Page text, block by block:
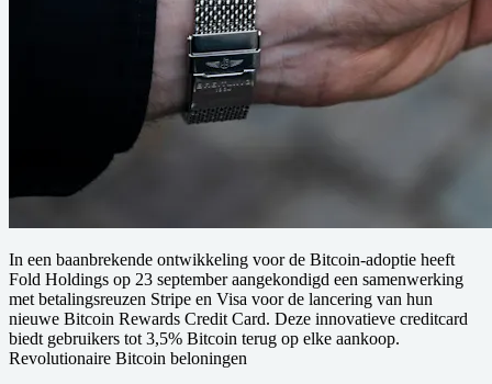
In een baanbrekende ontwikkeling voor de Bitcoin-adoptie heeft
Fold Holdings op 23 september aangekondigd een samenwerking
met betalingsreuzen Stripe en Visa voor de lancering van hun
nieuwe Bitcoin Rewards Credit Card. Deze innovatieve creditcard
biedt gebruikers tot 3,5% Bitcoin terug op elke aankoop.
Revolutionaire Bitcoin beloningen